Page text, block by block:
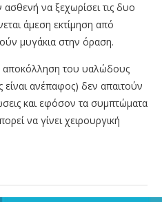
ασθενή να ξεχωρίσει τις δυο
άμεση εκτίμηση από
μυγάκια στην όραση.
αποκόλληση του υαλώδους
ανέπαφος) δεν απαιτούν
και εφόσον τα συμπτώματα
να γίνει χειρουργική